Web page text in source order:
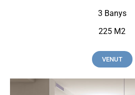
3 Banys
225 M2
VENUT